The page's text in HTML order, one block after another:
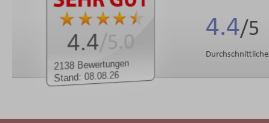
2138 Bewertungen
Stand: 08.08.26
4.4/5.0
4.4